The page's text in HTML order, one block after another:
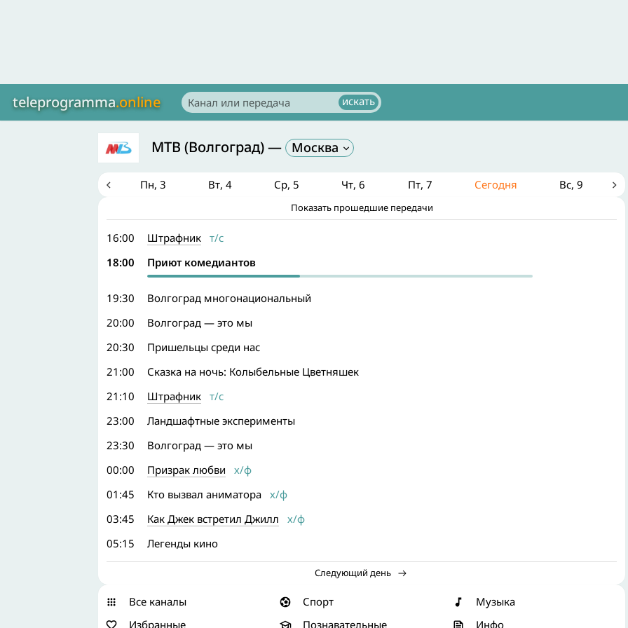
teleprogramma.online
МТВ (Волгоград)— Москва
Пн 3 Вт 4 Ср 5 Чт 6 Пт 7 Сегодня Вс 9
Показать прошедшие передачи
м/сх/ф
м/с
Маленькие беглецы
16:00 Штрафник т/с
18:00
Приют комедиантов
19:30
Волгоград многонациональный
20:00
Волгоград — это мы
20:30
Пришельцы среди нас
21:00
Сказка на ночь: Колыбельные Цветняшек
21:10
Штрафник т/с
23:00
Ландшафтные эксперименты
23:30
Волгоград — это мы
00:00
Призрак любви х/ф
01:45
Кто вызвал аниматора х/ф
03:45
Как Джек встретил Джилл х/ф
05:15
Легенды кино
Следующий день
Все каналы
Избранные
Спорт
Познавательные
Музыка
Инфо